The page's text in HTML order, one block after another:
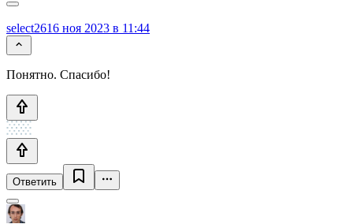
select2616 ноя 2023 в 11:44
Понятно. Спасибо!
Ответить